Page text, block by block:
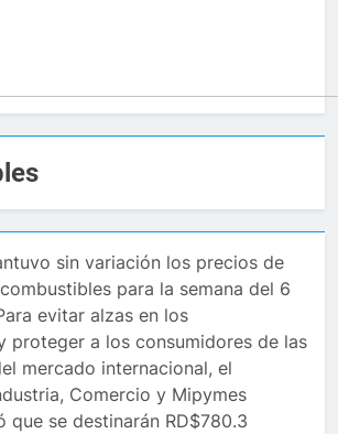
sin variación los precios de
para la semana del 6
evitar alzas en los
proteger a los consumidores de las
mercado internacional, el
Comercio y Mipymes
que se destinarán RD$780.3